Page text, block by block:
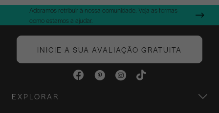
Adoramos retribuir à nossa comunidade. Veja as formas
como estamos a ajudar.
INICIE A SUA AVALIAÇÃO GRATUITA
EXPLORAR